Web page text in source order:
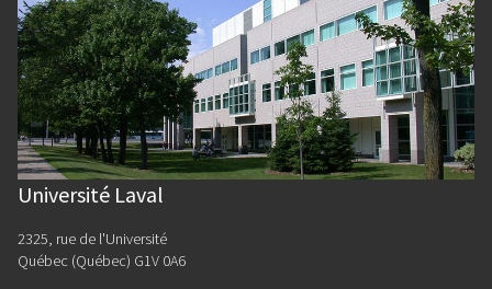
Université Laval
2325, rue de l'Université
Québec (Québec) G1V 0A6